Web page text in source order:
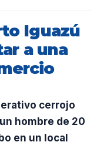
Iguazú
a una
cerrojo
hombre de 20
en un local